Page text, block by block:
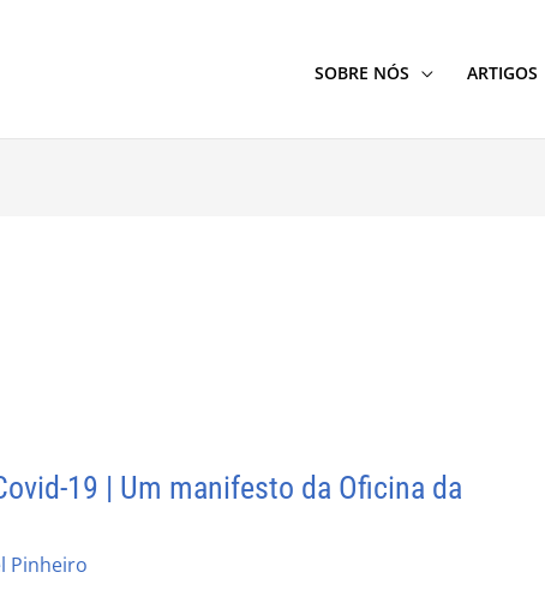
SOBRE NÓS ARTIGOS
19 | Um manifesto da Oficina da
Pinheiro